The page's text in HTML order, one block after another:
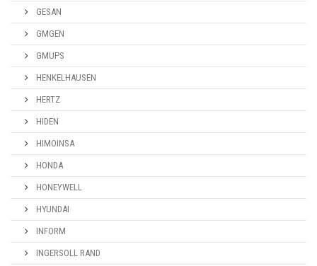
GESAN
GMGEN
GMUPS
HENKELHAUSEN
HERTZ
HIDEN
HIMOINSA
HONDA
HONEYWELL
HYUNDAI
INFORM
INGERSOLL RAND